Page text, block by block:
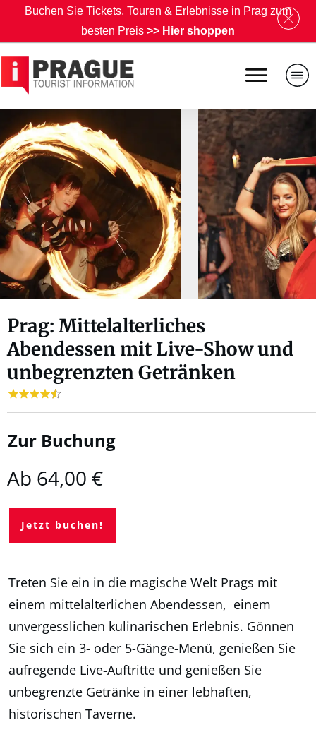
Prag: Mittelalterliches
Abendessen mit Live-Show und
unbegrenzten Getränken
Zur Buchung
Ab 64,00 €
Jetzt buchen!
Treten Sie ein in die magische Welt Prags mit
einem mittelalterlichen Abendessen, einem
unvergesslichen kulinarischen Erlebnis. Gönnen
Sie sich ein 3- oder 5-Gänge-Menü, genießen Sie
aufregende Live-Auftritte und genießen Sie
unbegrenzte Getränke in einer lebhaften,
historischen Taverne.
Buchen Sie Tickets, Touren & Erlebnisse in Prag zum
besten Preis >> Hier shoppen